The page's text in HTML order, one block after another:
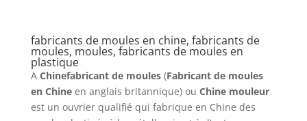
fabricants de moules en chine, fabricants de
moules, moules, fabricants de moules en
plastique
A Chinefabricant de moules(Fabricant de moules
en Chineen anglais britannique) ou Chine mouleur
est un ouvrier qualifié qui fabrique en Chine des